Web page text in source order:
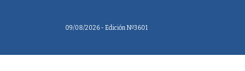
09/08/2026 - Edición Nº3601